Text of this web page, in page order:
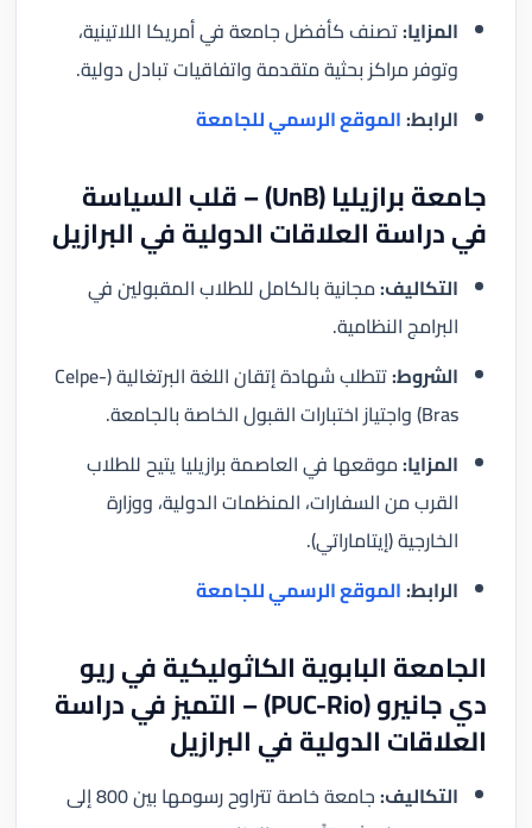
المزايا:تصنف كأفضل جامعة في أمريكا اللاتينية،
وتوفر مراكز بحثية متقدمة واتفاقيات تبادل دولية.
الرابط:الموقع الرسمي للجامعة
جامعة برازيليا (UnB) – قلب السياسة
في دراسة العلاقات الدولية في البرازيل
التكاليف:مجانية بالكامل للطلاب المقبولين في
البرامج النظامية.
الشروط:
تتطلب شهادة إتقان اللغة البرتغالية (Celpe-
Bras) واجتياز اختبارات القبول الخاصة بالجامعة.
المزايا:موقعها في العاصمة برازيليا يتيح للطلاب
القرب من السفارات، المنظمات الدولية، ووزارة
الخارجية (إيتاماراتي).
الرابط:الموقع الرسمي للجامعة
الجامعة البابوية الكاثوليكية في ريو
دي جانيرو (PUC-Rio) – التميز في دراسة
العلاقات الدولية في البرازيل
التكاليف:
جامعة خاصة تتراوح رسومها بين 800 إلى